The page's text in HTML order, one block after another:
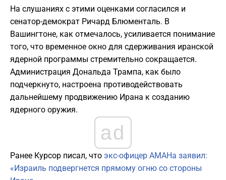
На слушаниях с этими оценками согласился и
сенатор-демократ Ричард Блюменталь. В
Вашингтоне, как отмечалось, усиливается понимание
того, что временное окно для сдерживания иранской
ядерной программы стремительно сокращается.
Администрация Дональда Трампа, как было
подчеркнуто, настроена противодействовать
дальнейшему продвижению Ирана к созданию
ядерного оружия.
ad
Ранее Курсор писал, что экс-офицер АМАНа заявил:
«Израиль подвергнется прямому огню со стороны